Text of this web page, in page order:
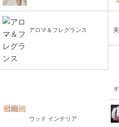
アロマ＆フレグランス
ウッド インテリア